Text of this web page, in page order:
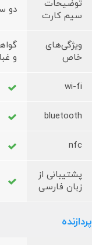
توضیحات
سیم کارت
دو
ویژگی‌های
خاص
و غبار (تا 6
wi-fi
bluetooth
nfc
پشتیبانی از
زبان فارسی
پردازنده